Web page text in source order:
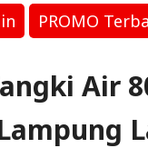
PROMO
Air